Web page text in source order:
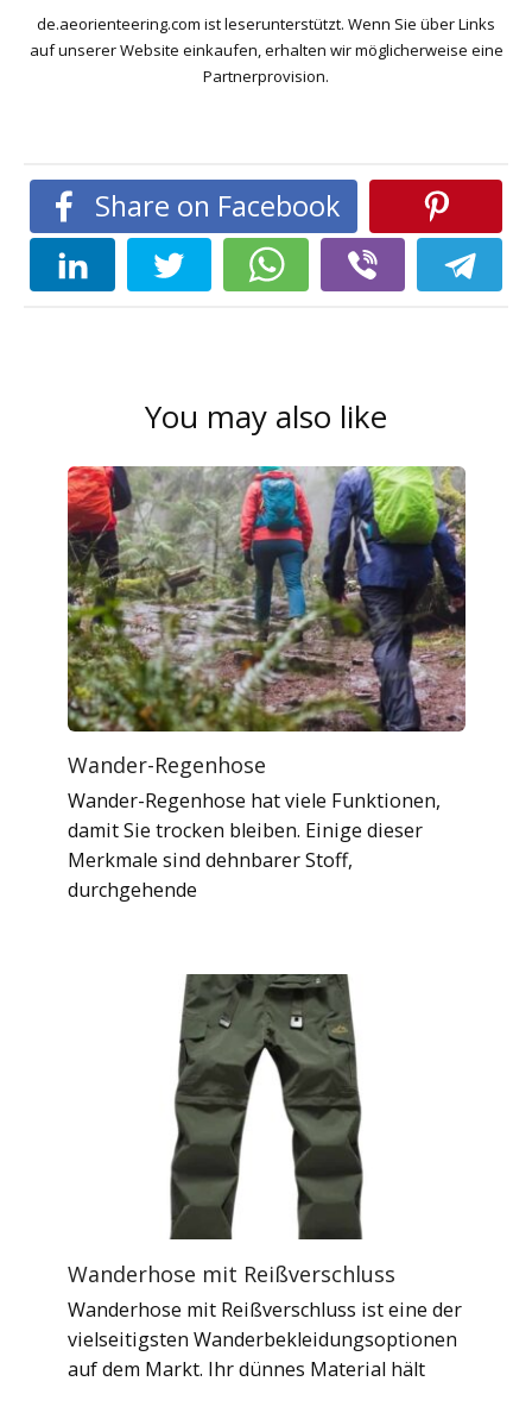
de.aeorienteering.com ist leserunterstützt. Wenn Sie über Links
auf unserer Website einkaufen, erhalten wir möglicherweise eine
Partnerprovision.
Share on Facebook
You may also like
Wander-Regenhose
Wander-Regenhose hat viele Funktionen,
damit Sie trocken bleiben. Einige dieser
Merkmale sind dehnbarer Stoff,
durchgehende
Wanderhose mit Reißverschluss
Wanderhose mit Reißverschluss ist eine der
vielseitigsten Wanderbekleidungsoptionen
auf dem Markt. Ihr dünnes Material hält